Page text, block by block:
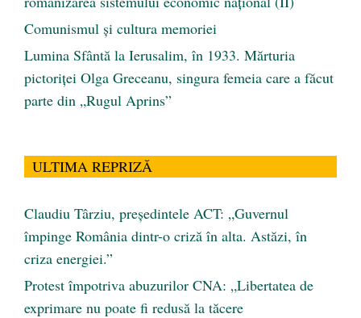
Comunismul şi cultura memoriei
Lumina Sfântă la Ierusalim, în 1933. Mărturia
pictoriței Olga Greceanu, singura femeia care a făcut
parte din „Rugul Aprins”
ULTIMA REPRIZĂ
Claudiu Târziu, președintele ACT: „Guvernul
împinge România dintr-o criză în alta. Astăzi, în
criza energiei.”
Protest împotriva abuzurilor CNA: „Libertatea de
exprimare nu poate fi redusă la tăcere